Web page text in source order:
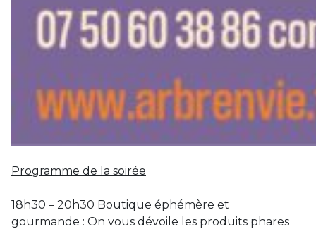
Programme de la soirée
18h30 – 20h30 Boutique éphémère et
gourmande : On vous dévoile les produits phares